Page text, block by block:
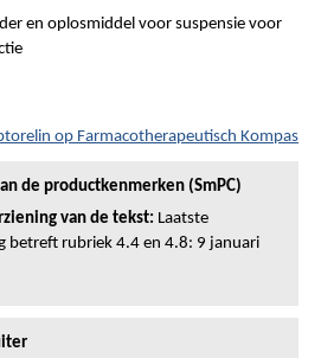
en oplosmiddel voor suspensie voor
op Farmacotherapeutisch Kompas
de productkenmerken (SmPC)
van de tekst: Laatste
betreft rubriek 4.4 en 4.8: 9 januari